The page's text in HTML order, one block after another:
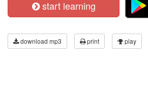
start learning
download mp3 print play